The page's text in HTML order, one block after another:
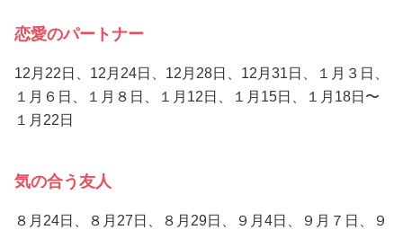
恋愛のパートナー
12月22日、12月24日、12月28日、12月31日、１月３日、
１月６日、１月８日、１月12日、１月15日、１月18日〜
１月22日
気の合う友人
８月24日、８月27日、８月29日、９月4日、９月７日、９